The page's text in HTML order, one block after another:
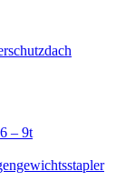
– 9t